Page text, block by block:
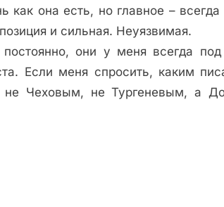
как она есть, но главное – всегда
и сильная. Неуязвимая.
они у меня всегда
Если меня спросить, каким
не Чеховым, не Тургеневым, а